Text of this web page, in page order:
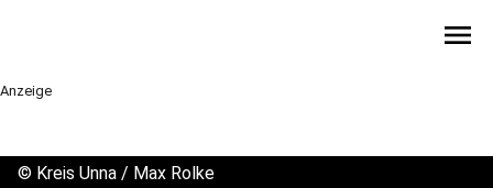
menu
Anzeige
© Kreis Unna / Max Rolke